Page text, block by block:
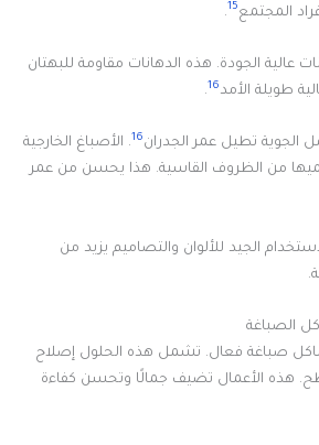
المجتمع15
.
عالية الجودة. هذه الدهانات مقاومة للبهتان
طويلة الأمد16
.
الجوية تطيل عمر الجدران16. الأصباغ الخارجية
من الظروف القاسية. هذا يحسن من عمر
الجيد للألوان والتصاميم يزيد من
الصباغة
صباغة فعال. تشمل هذه الحلول إصلاح
هذه الأعمال تضيف جمالًا وتحسن كفاءة